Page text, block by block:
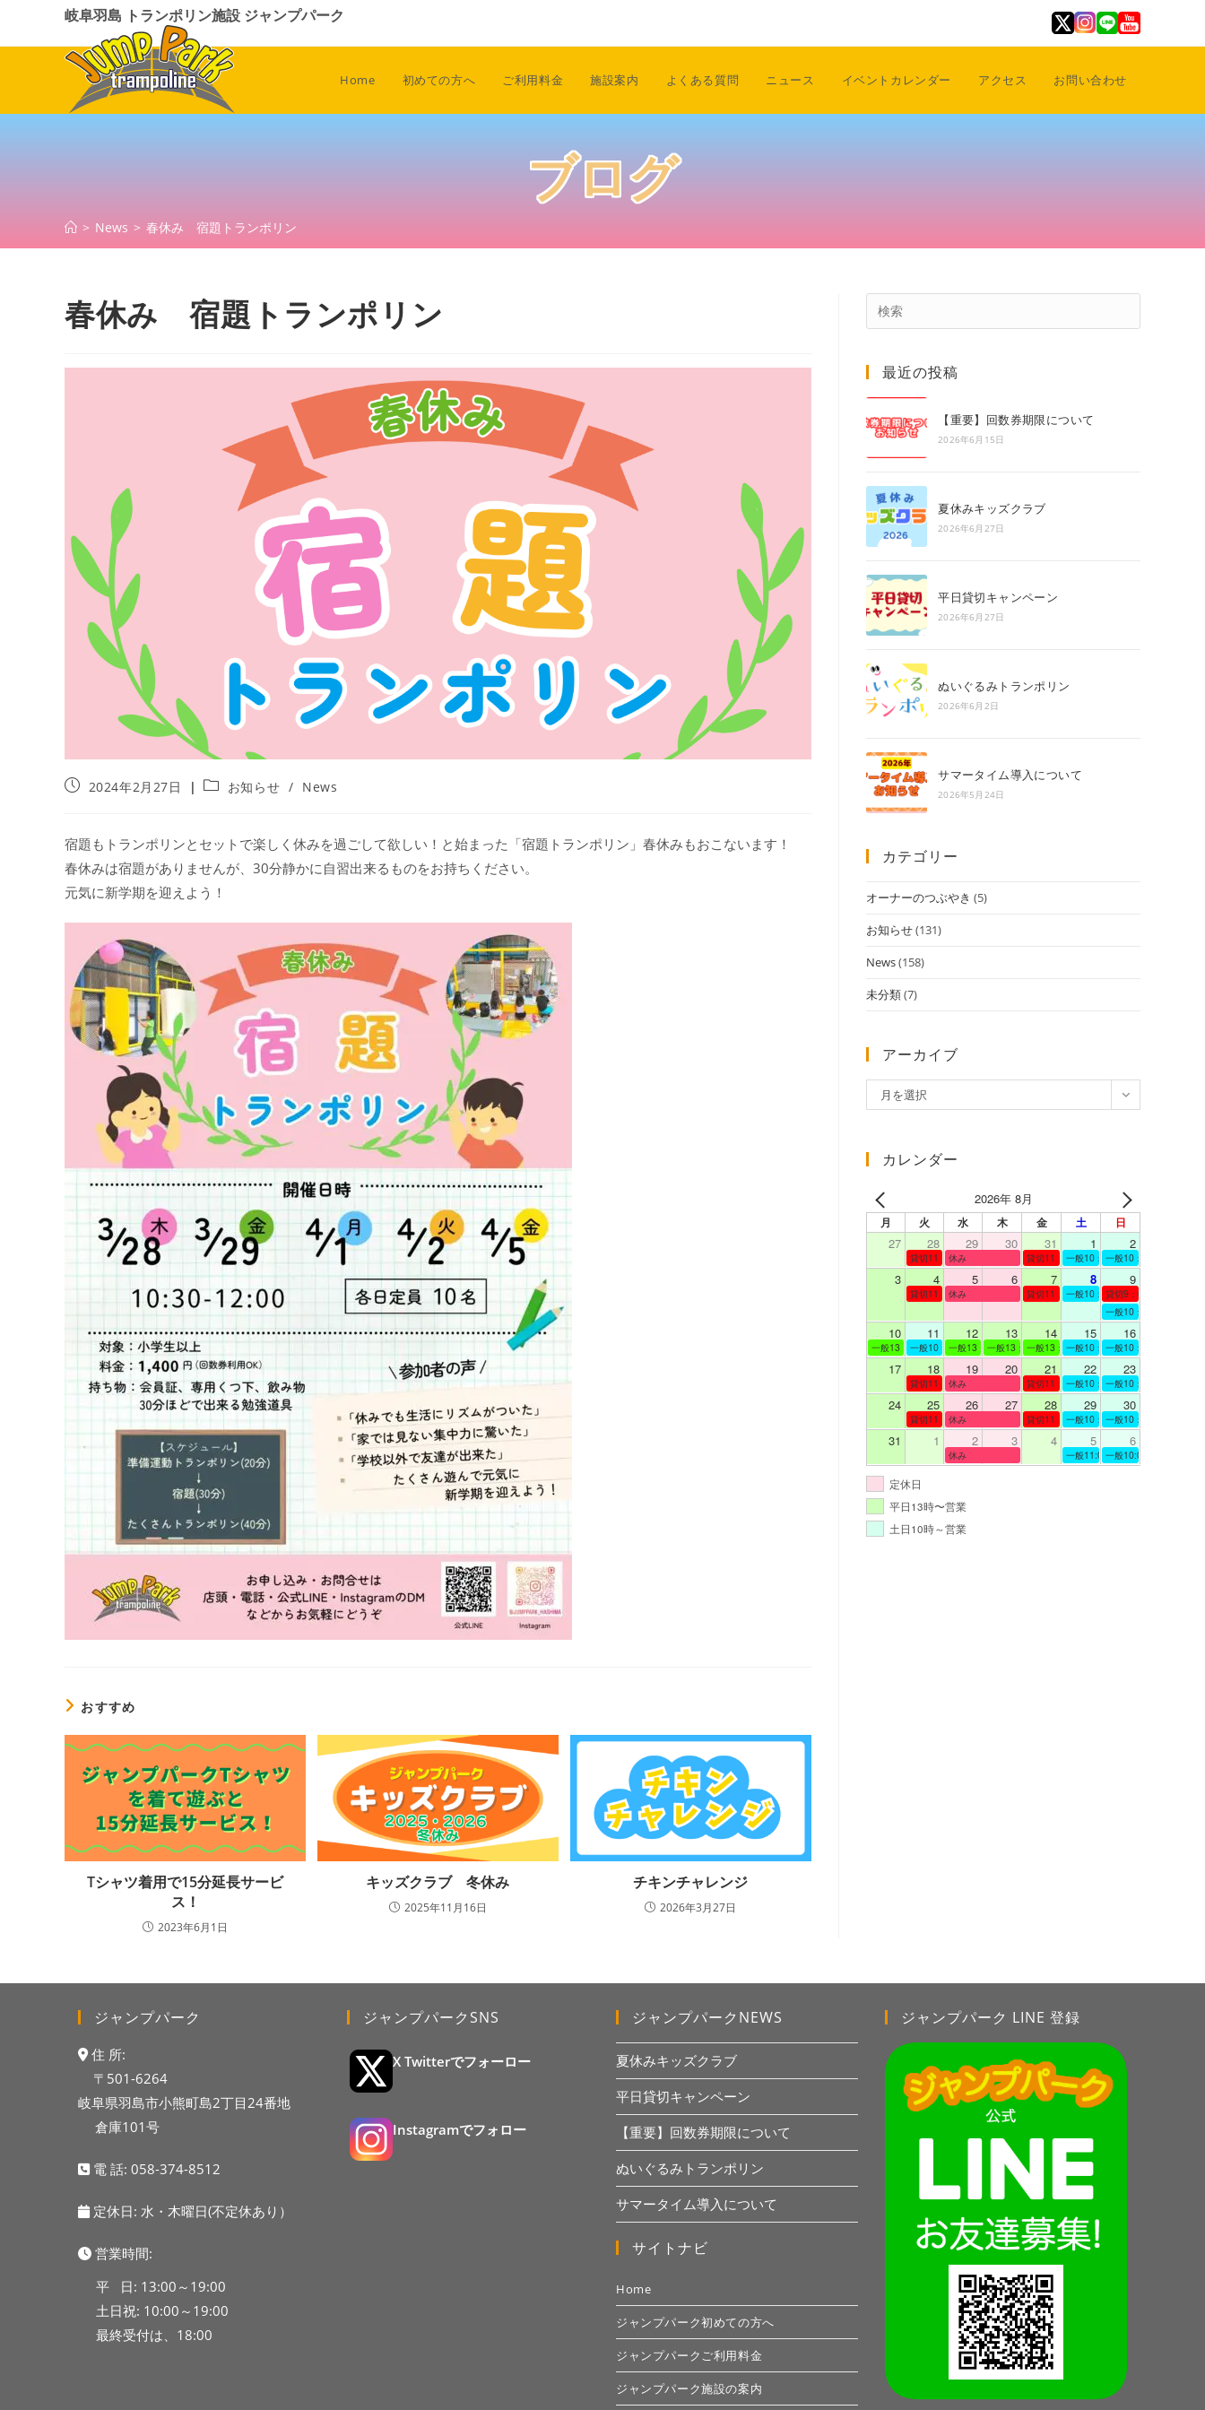
岐阜羽島 トランポリン施設 ジャンプパーク
Home 初めての方へ ご利用料金 施設案内 よくある質問 ニュース イベントカレンダー アクセス お問い合わせ
ブログ
> News > 春休み 宿題トランポリン
春休み 宿題トランポリン
投
開
日:
2024年2月27日
投
テ
ゴ
リ
ー:
お知らせ / News
宿題もトランポリンとセットで楽しく休みを過ごして欲しい！と始まった「宿題トランポリン」春休みもおこないます！
春休みは宿題がありませんが、30分静かに自習出来るものをお持ちください。
元気に新学期を迎えよう！
おすすめ
Tシャツ着用で15分延長サービ
ス！
2023年6月1日
キッズクラブ 冬休み
2025年11月16日
チキンチャレンジ
2026年3月27日
Escape
最近の投稿
【重要】回数券期限について
2026年6月15日
夏休みキッズクラブ
2026年6月27日
平日貸切キャンペーン
2026年6月27日
ぬいぐるみトランポリン
2026年6月2日
サマータイム導入について
2026年5月24日
カテゴリー
オーナーのつぶやき (5)
お知らせ(131)
News(158)
未分類(7)
アーカイブ
ー
イ
月を選択
カレンダー
2026年 8月
月 火 水 木 金 土 日
27 28 29 30 31 1 2
貸切11：00～12：00
休み 貸切11：00～12：00
一般10：00～19：00一般10：00～19：00
3 4 5 6 7 8 9
貸切11：00～12：00
休み 貸切11：00～12：00
一般10：00～19：00
貸切9：00～10：00
一般10：00～19：00
10 11 12 13 14 15 16
一般13：00～19：00
一般10：00～19：00
一般13：00～19：00
一般13：00～19：00
一般13：00～19：00
一般10：00～19：00一般10：00～19：00
17 18 19 20 21 22 23
貸切11：00～12：00
休み 貸切11：00～13：00
一般10：00～19：00一般10：00～19：00
24 25 26 27 28 29 30
貸切11：00～12：00
休み 貸切11：00～12：00
一般10：00～19：00一般10：00～19：00
31 1 2 3 4 5 6
休み 一般11:00～19:00一般10:00～19:00
定休日
平日13時〜営業
土日10時～営業
ジャンプパーク
住 所:
〒501-6264
岐阜県羽島市小熊町島2丁目24番地
倉庫101号
電 話: 058-374-8512
定休日: 水・木曜日(不定休あり）
営業時間:
平 日: 13:00～19:00
土日祝: 10:00～19:00
最終受付は、18:00
ジャンプパークSNS
X Twitterでフォーロー
Instagramでフォロー
ジャンプパークNEWS
夏休みキッズクラブ
平日貸切キャンペーン
【重要】回数券期限について
ぬいぐるみトランポリン
サマータイム導入について
サイトナビ
Home
ジャンプパーク初めての方へ
ジャンプパークご利用料金
ジャンプパーク施設の案内
ジャンプパーク LINE 登録